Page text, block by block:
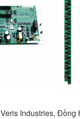
Industries,